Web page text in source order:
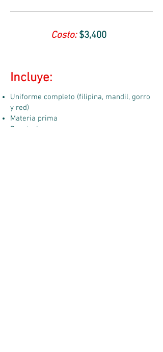
Costo: $3,400
Incluye:
Uniforme completo (filipina, mandil, gorro
y red)
Materia prima
Recetarios